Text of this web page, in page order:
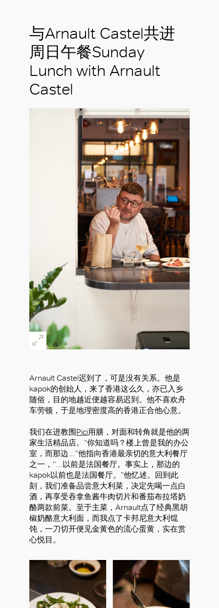
与Arnault Castel共进
周日午餐Sunday
Lunch with Arnault
Castel
Arnault Castel迟到了，可是没有关系。他是
kapok的创始人，来了香港这么久，亦已入乡
随俗，目的地越近便越容易迟到。他不喜欢舟
车劳顿，于是地理密度高的香港正合他心意。
我们在进教围Pici用膳，对面和转角就是他的两
家生活精品店。“你知道吗？楼上曾是我的办公
室，而那边…”他指向香港最亲切的意大利餐厅
之一，“…以前是法国餐厅。事实上，那边的
kapok以前也是法国餐厅。”他忆述。回到此
刻，我们准备品尝意大利菜，决定先喝一点白
酒，再享受吞拿鱼酱牛肉切片和番茄布拉塔奶
酪两款前菜。至于主菜，Arnault点了经典黑胡
椒奶酪意大利面，而我点了卡邦尼意大利馄
饨，一刀切开便见金黄色的流心蛋黄，实在赏
心悦目。